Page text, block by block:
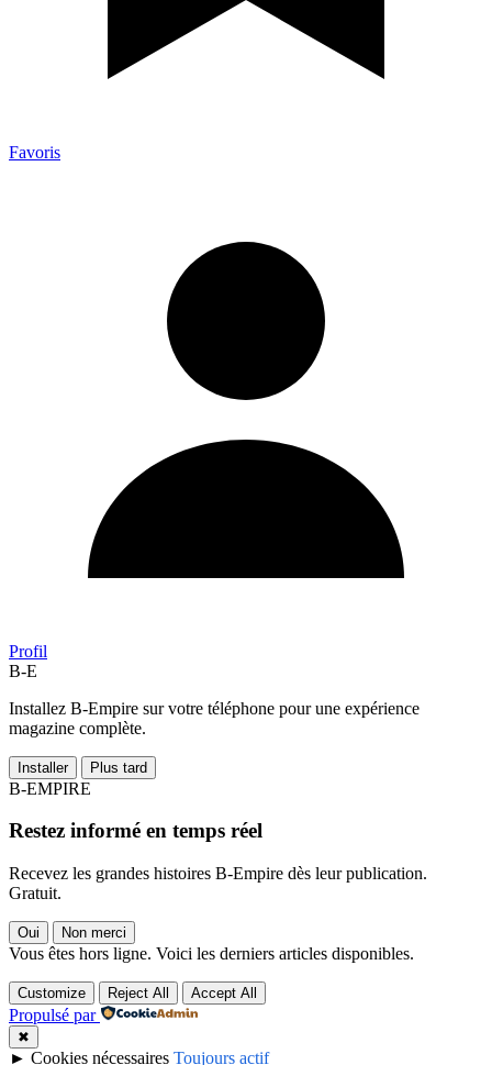
Favoris
Profil
B-E
Installez B-Empire sur votre téléphone pour une expérience
magazine complète.
Installer Plus tard
B-EMPIRE
Restez informé en temps réel
Recevez les grandes histoires B-Empire dès leur publication.
Gratuit.
Oui Non merci
Vous êtes hors ligne. Voici les derniers articles disponibles.
Customize Reject All Accept All
Propulsé par
✖
► Cookies nécessaires Toujours actif